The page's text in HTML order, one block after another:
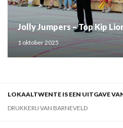
Jolly Jumpers – Top Kip
1 oktober 2025
LOKAALTWENTE IS EEN UITGAVE
DRUKKERIJ VAN BARNEVELD